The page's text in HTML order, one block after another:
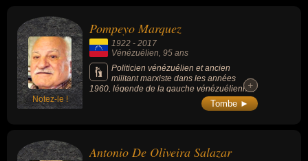
manières dont les œuvres agissent sur nous.
Notez-le !
Pompeyo Marquez
1922 - 2017
Vénézuélien , 95 ans
Politicien vénézuélien et ancien
militant marxiste dans les années
1960, légende de la gauche vénézuélienne,
résistant contre la dictature, guérillero après
l'avènement de la démocratie au Venezuela,
+
+
Tombe ►
Antonio De Oliveira Salazar